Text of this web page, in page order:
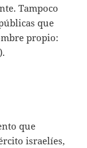
Tampoco
que
propio:
que
israelíes,